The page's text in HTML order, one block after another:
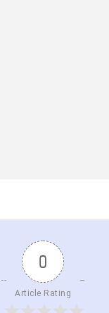
0
Article Rating